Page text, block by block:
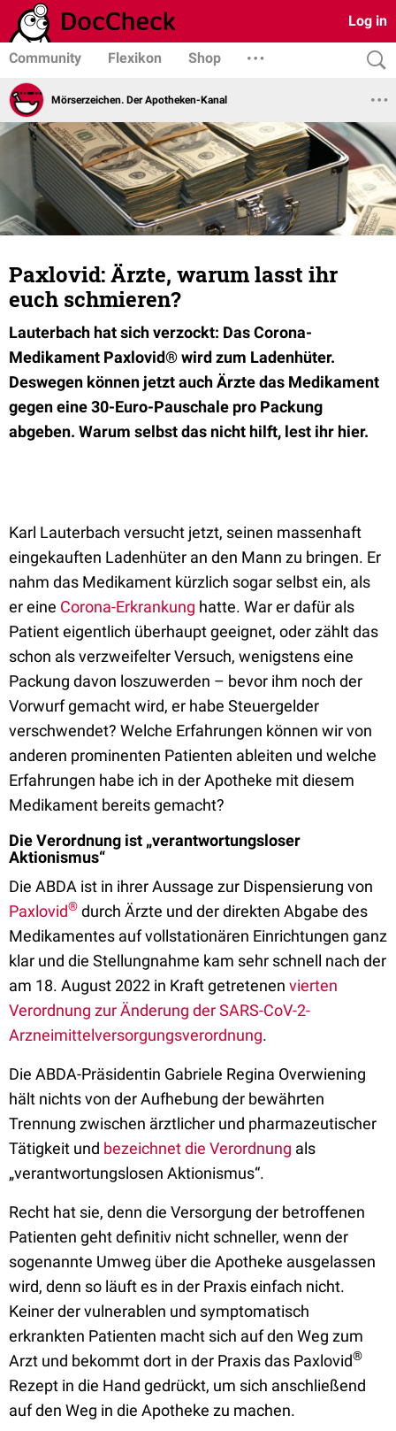
Log in
Community Flexikon Shop
Mörserzeichen. Der Apotheken-Kanal
Paxlovid: Ärzte, warum lasst ihr
euch schmieren?
Lauterbach hat sich verzockt: Das Corona-
Medikament Paxlovid® wird zum Ladenhüter.
Deswegen können jetzt auch Ärzte das Medikament
gegen eine 30-Euro-Pauschale pro Packung
abgeben. Warum selbst das nicht hilft, lest ihr hier.
Karl Lauterbach versucht jetzt, seinen massenhaft
eingekauften Ladenhüter an den Mann zu bringen. Er
nahm das Medikament kürzlich sogar selbst ein, als
er eine Corona-Erkrankung hatte. War er dafür als
Patient eigentlich überhaupt geeignet, oder zählt das
schon als verzweifelter Versuch, wenigstens eine
Packung davon loszuwerden – bevor ihm noch der
Vorwurf gemacht wird, er habe Steuergelder
verschwendet? Welche Erfahrungen können wir von
anderen prominenten Patienten ableiten und welche
Erfahrungen habe ich in der Apotheke mit diesem
Medikament bereits gemacht?
Die Verordnung ist „verantwortungsloser
Aktionismus“
Die ABDA ist in ihrer Aussage zur Dispensierung von
Paxlovid® durch Ärzte und der direkten Abgabe des
Medikamentes auf vollstationären Einrichtungen ganz
klar und die Stellungnahme kam sehr schnell nach der
am 18. August 2022 in Kraft getretenen vierten
Verordnung zur Änderung der SARS-CoV-2-
Arzneimittelversorgungsverordnung.
Die ABDA-Präsidentin Gabriele Regina Overwiening
hält nichts von der Aufhebung der bewährten
Trennung zwischen ärztlicher und pharmazeutischer
Tätigkeit und bezeichnet die Verordnung als
„verantwortungslosen Aktionismus“.
Recht hat sie, denn die Versorgung der betroffenen
Patienten geht definitiv nicht schneller, wenn der
sogenannte Umweg über die Apotheke ausgelassen
wird, denn so läuft es in der Praxis einfach nicht.
Keiner der vulnerablen und symptomatisch
erkrankten Patienten macht sich auf den Weg zum
Arzt und bekommt dort in der Praxis das Paxlovid®
Rezept in die Hand gedrückt, um sich anschließend
auf den Weg in die Apotheke zu machen.